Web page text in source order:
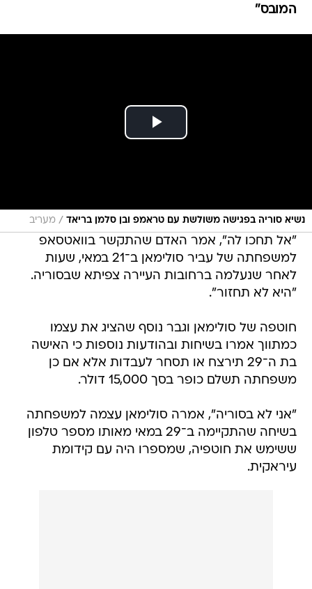
המובס"
נשיא סוריה בפגישה משולשת עם טראמפ ובן סלמן בריאד / מעריב
"אל תחכו לה", אמר האדם שהתקשר בוואטסאפ
למשפחתה של עביר סולימאן ב־21 במאי, שעות
לאחר שנעלמה ברחובות העיירה צפיתא שבסוריה.
"היא לא תחזור".
חוטפה של סולימאן וגבר נוסף שהציג את עצמו
כמתווך אמרו בשיחות ובהודעות נוספות כי האישה
בת ה־29 תירצח או תסחר לעבדות אלא אם כן
משפחתה תשלם כופר בסך 15,000 דולר.
"אני לא בסוריה", אמרה סולימאן עצמה למשפחתה
בשיחה שהתקיימה ב־29 במאי מאותו מספר טלפון
ששימש את חוטפיה, שמספרו היה עם קידומת
עיראקית.